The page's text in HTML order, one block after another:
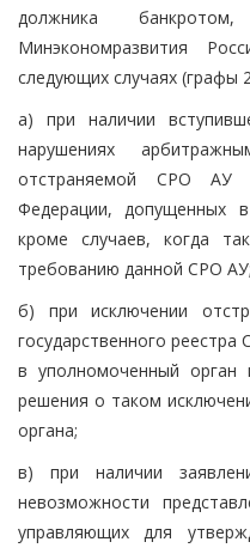
должника
Минэкономразвития
следующих случаях (графы
а) при наличии
нарушениях
отстраняемой СРО АУ
Федерации, допущенных
кроме случаев, когда
требованию данной СРО АУ;
б) при исключении
государственного
в уполномоченный орган
решения о таком
органа;
в) при наличии
невозможности
управляющих для